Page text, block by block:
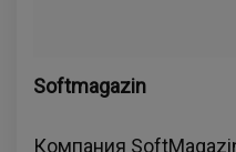
Softmagazin
Компания